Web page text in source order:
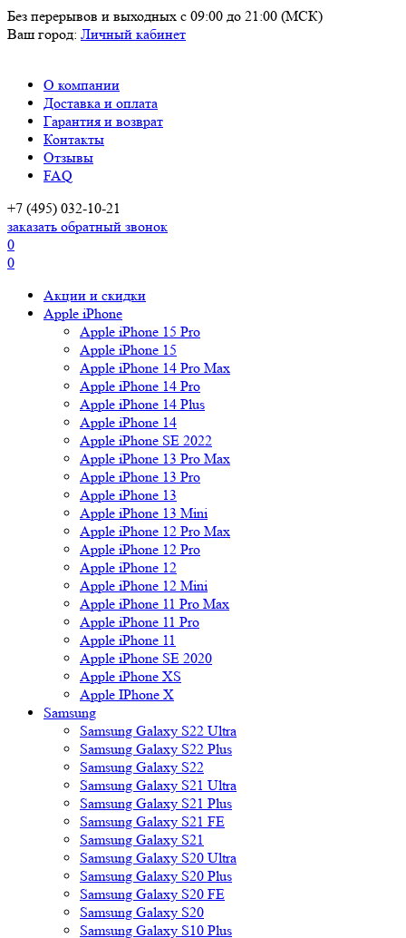
Без перерывов и выходных с 09:00 до 21:00 (МСК)
Ваш город: Личный кабинет
О компании
Доставка и оплата
Гарантия и возврат
Контакты
Отзывы
FAQ
+7 (495) 032-10-21
заказать обратный звонок
0
0
Акции и скидки
Apple iPhone
Apple iPhone 15 Pro
Apple iPhone 15
Apple iPhone 14 Pro Max
Apple iPhone 14 Pro
Apple iPhone 14 Plus
Apple iPhone 14
Apple iPhone SE 2022
Apple iPhone 13 Pro Max
Apple iPhone 13 Pro
Apple iPhone 13
Apple iPhone 13 Mini
Apple iPhone 12 Pro Max
Apple iPhone 12 Pro
Apple iPhone 12
Apple iPhone 12 Mini
Apple iPhone 11 Pro Max
Apple iPhone 11 Pro
Apple iPhone 11
Apple iPhone SE 2020
Apple iPhone XS
Apple IPhone X
Samsung
Samsung Galaxy S22 Ultra
Samsung Galaxy S22 Plus
Samsung Galaxy S22
Samsung Galaxy S21 Ultra
Samsung Galaxy S21 Plus
Samsung Galaxy S21 FE
Samsung Galaxy S21
Samsung Galaxy S20 Ultra
Samsung Galaxy S20 Plus
Samsung Galaxy S20 FE
Samsung Galaxy S20
Samsung Galaxy S10 Plus